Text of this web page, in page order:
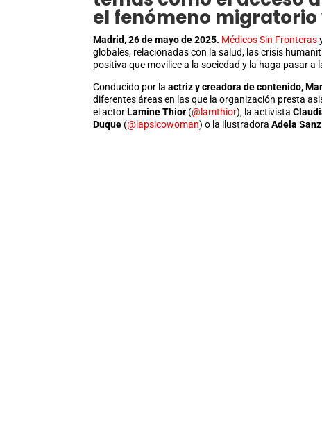
el fenómeno migratorio
Madrid, 26 de mayo de 2025. Médicos Sin Fronteras
globales, relacionadas con la salud, las crisis
positiva que movilice a la sociedad y la haga pasar a
Conducido por laactriz y creadora de contenido,
diferentes áreas en las que la organización presta
el actorLamine Thior (@lamthior), la activista
Duque (@lapsicowoman) o la ilustradora Adela Sanz